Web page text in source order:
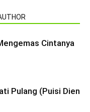
Cintanya
Pulang (Puisi Dien